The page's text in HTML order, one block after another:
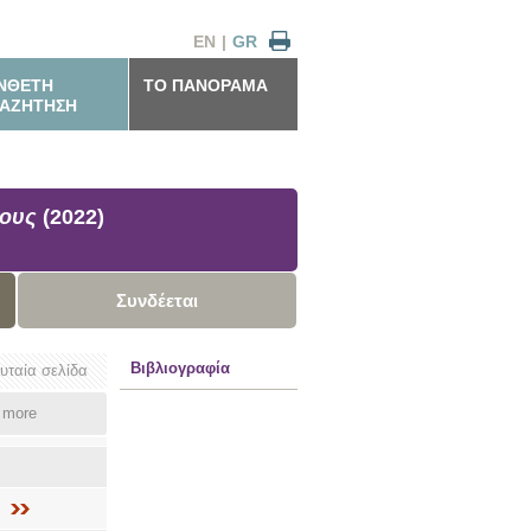
GR
|
EN
ΤΟ ΠΑΝΟΡΑΜΑ
(2022)
Συνδέεται
σελίδα
more
Βιβλιογραφία